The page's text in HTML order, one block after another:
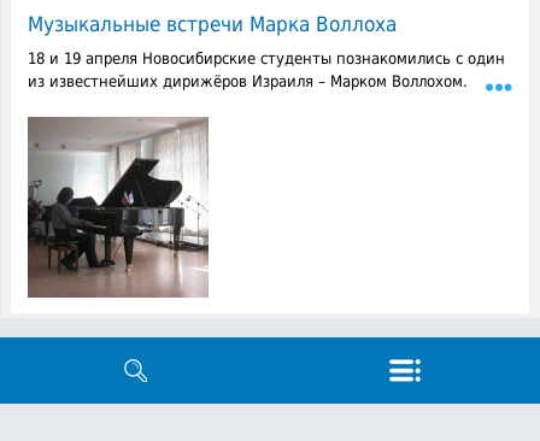
Музыкальные встречи Марка Воллоха
18 и 19 апреля Новосибирские студенты познакомились с один
из известнейших дирижёров Израиля – Марком Воллохом.